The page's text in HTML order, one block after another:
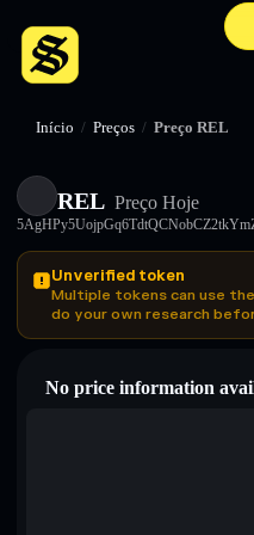
Início / Preços / Preço REL
REL Preço Hoje
Unverified token
Multiple tokens can use
do your own research
No price information